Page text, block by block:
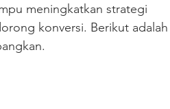
meningkatkan strategi
konversi. Berikut adalah